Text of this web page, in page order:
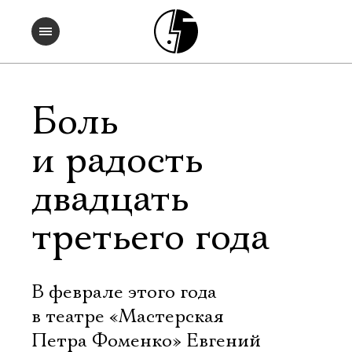
Боль
и радость
двадцать
третьего года
В феврале этого года
в театре «Мастерская
Петра Фоменко» Евгений